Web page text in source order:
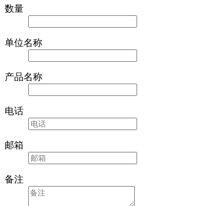
数量
单位名称
产品名称
电话
邮箱
备注